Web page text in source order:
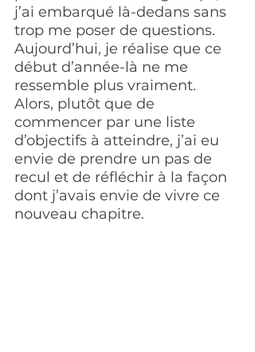
j’ai embarqué là-dedans sans
trop me poser de questions.
Aujourd’hui, je réalise que ce
début d’année-là ne me
ressemble plus vraiment.
Alors, plutôt que de
commencer par une liste
d’objectifs à atteindre, j’ai eu
envie de prendre un pas de
recul et de réfléchir à la façon
dont j’avais envie de vivre ce
nouveau chapitre.